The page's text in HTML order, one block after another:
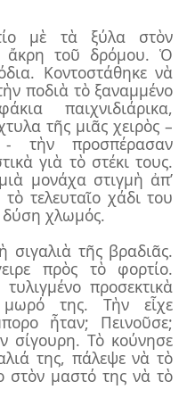
μὲ τὰ ξύλα στὸν
ἄκρη τοῦ δρόμου. Ὁ
Κοντοστάθηκε νὰ
ποδιὰ τὸ ξαναμμένο
παιχνιδιάρικα,
τῆς μιᾶς χειρὸς –
τὴν προσπέρασαν
γιὰ τὸ στέκι τους.
μονάχα στιγμὴ ἀπ’
τελευταῖο χάδι του
δύση χλωμός.
σιγαλιὰ τῆς βραδιᾶς.
πρὸς τὸ φορτίο.
προσεκτικὰ
της. Τὴν εἶχε
ἦταν; Πεινοῦσε;
σίγουρη. Τὸ κούνησε
της, πάλεψε νὰ τὸ
στὸν μαστό της νὰ τὸ